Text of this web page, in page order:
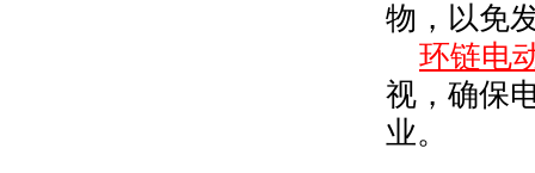
物，以免
环链电
视，确保
业。